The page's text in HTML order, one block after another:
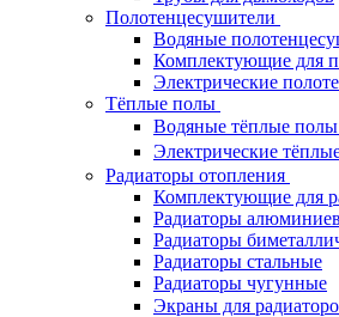
Полотенцесушители
Водяные
Комплектующие для
Электрические
Тёплые полы
Водяные тёплые полы
Электрические
Радиаторы отопления
Комплектующие для
Радиаторы
Радиаторы
Радиаторы стальные
Радиаторы чугунные
Экраны для